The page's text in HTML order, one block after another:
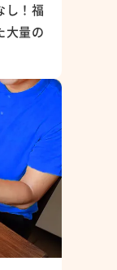
し！福
大量の